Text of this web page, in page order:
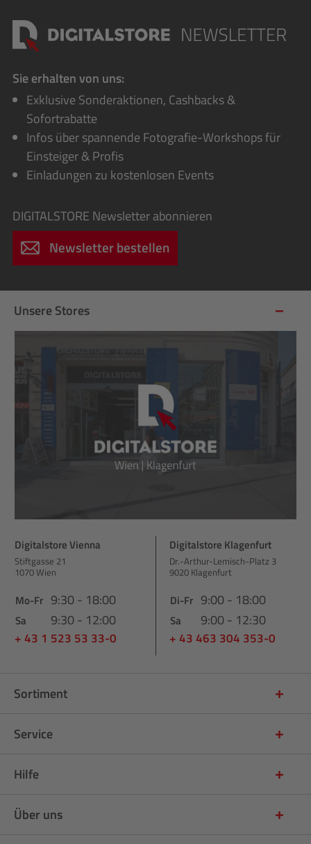
Sie erhalten von uns:
Exklusive Sonderaktionen, Cashbacks &
Sofortrabatte
Infos über spannende Fotografie-Workshops für
Einsteiger & Profis
Einladungen zu kostenlosen Events
DIGITALSTORE Newsletter abonnieren
Newsletter bestellen
Unsere Stores
Digitalstore Vienna
Stiftgasse 21
1070 Wien
Mo-Fr 9:30 - 18:00
Sa 9:30 - 12:00
+ 43 1 523 53 33-0
Digitalstore Klagenfurt
Dr.-Arthur-Lemisch-Platz 3
9020 Klagenfurt
Di-Fr 9:00 - 18:00
Sa 9:00 - 12:30
+ 43 463 304 353-0
Sortiment
Service
Hilfe
Über uns